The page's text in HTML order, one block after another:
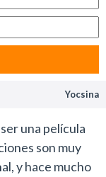
Yocsina
una película
son muy
y hace mucho